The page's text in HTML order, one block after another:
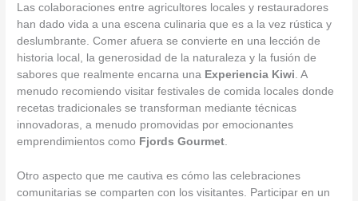
Las colaboraciones entre agricultores locales y restauradores
han dado vida a una escena culinaria que es a la vez rústica y
deslumbrante. Comer afuera se convierte en una lección de
historia local, la generosidad de la naturaleza y la fusión de
sabores que realmente encarna una Experiencia Kiwi . A
menudo recomiendo visitar festivales de comida locales donde
recetas tradicionales se transforman mediante técnicas
innovadoras, a menudo promovidas por emocionantes
emprendimientos como Fjords Gourmet
Otro aspecto que me cautiva es cómo las celebraciones
comunitarias se comparten con los visitantes. Participar en un